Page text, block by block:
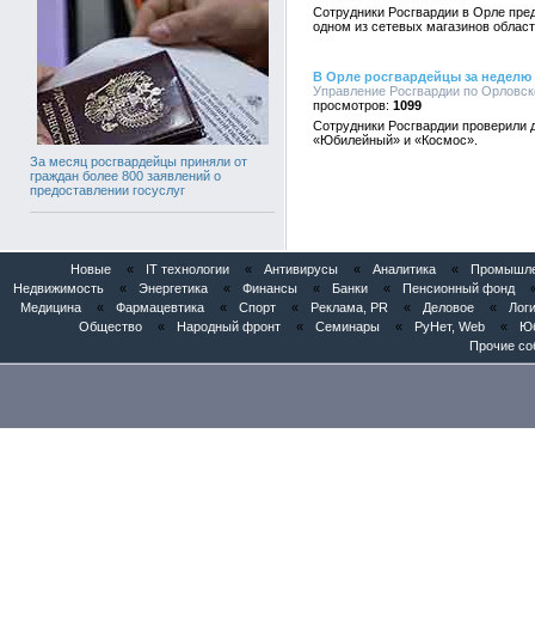
За месяц росгвардейцы приняли от
граждан более 800 заявлений о
предоставлении госуслуг
Сотрудники Росгвардии в Орле
одном из сетевых магазинов
В Орле росгвардейцы за неделю
Управление Росгвардии по
1099
Сотрудники Росгвардии проверили
«Юбилейный» и «Космос».
Новые « IT технологии « Антивирусы « Аналитика «
Недвижимость
« Энергетика « Финансы « Банки « Пенсионный фонд
Медицина
« Фармацевтика « Спорт « Реклама, PR « Деловое «
Общество
« Народный фронт « Семинары « РуНет, Web «
Прочие